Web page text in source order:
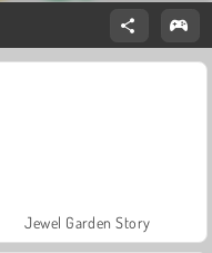
Jewel Garden Story